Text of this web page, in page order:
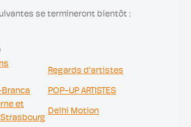
se termineront bientôt :
Regards d'artistes
POP-UP ARTISTES
et
Delhi Motion